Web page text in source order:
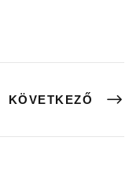
KÖVETKEZŐ